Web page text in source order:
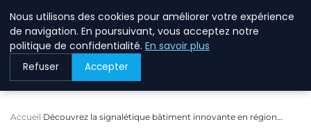
BREIGHAWAY
Accueil Découvrez la signalétique bâtiment innovante en région…
Nous utilisons des cookies pour améliorer votre expérience
de navigation. En poursuivant, vous acceptez notre
politique de confidentialité. En savoir plus
Refuser Accepter